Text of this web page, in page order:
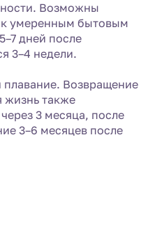
Возможны
к умеренным бытовым
дней после
3–4 недели.
плавание. Возвращение
жизнь также
3 месяца, после
3–6 месяцев после